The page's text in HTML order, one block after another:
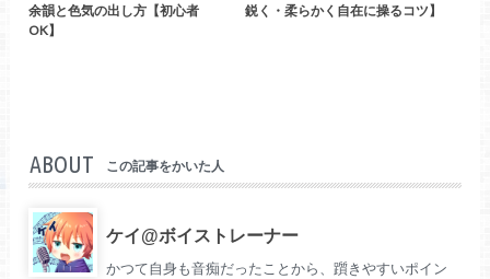
余韻と色気の出し方【初心者
OK】
鋭く・柔らかく自在に操るコツ】
ABOUT この記事をかいた人
ケイ@ボイストレーナー
かつて自身も音痴だったことから、躓きやすいポイン